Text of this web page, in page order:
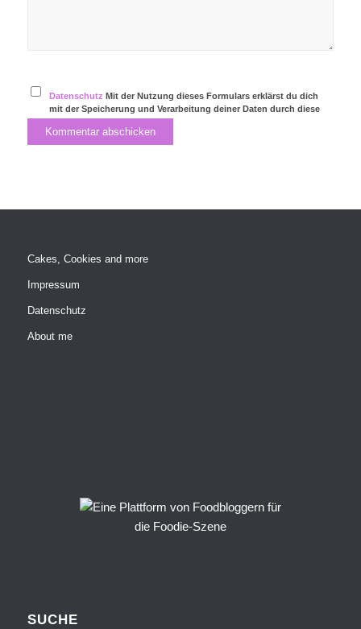
Datenschutz Mit der Nutzung dieses Formulars erklärst du dich
mit der Speicherung und Verarbeitung deiner Daten durch diese
Website einverstanden.
Cakes, Cookies and more
Impressum
Datenschutz
About me
SUCHE